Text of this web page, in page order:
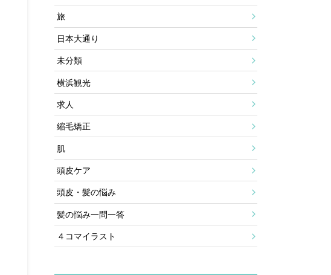
旅
日本大通り
未分類
横浜観光
求人
縮毛矯正
肌
頭皮ケア
頭皮・髪の悩み
髪の悩み一問一答
４コマイラスト